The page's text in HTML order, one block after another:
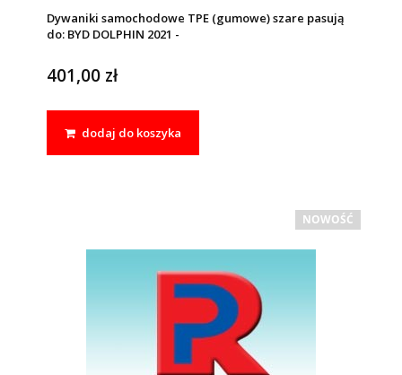
Dywaniki samochodowe TPE (gumowe) szare pasują
do: BYD DOLPHIN 2021 -
401,00 zł
dodaj do koszyka
NOWOŚĆ